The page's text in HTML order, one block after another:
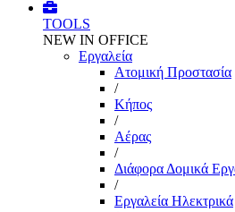
TOOLS
NEW IN OFFICE
Εργαλεία
Aτομική Προστασία
/
Kήπος
/
Αέρας
/
Διάφορα Δομικά
/
Εργαλεία Ηλεκτρικά